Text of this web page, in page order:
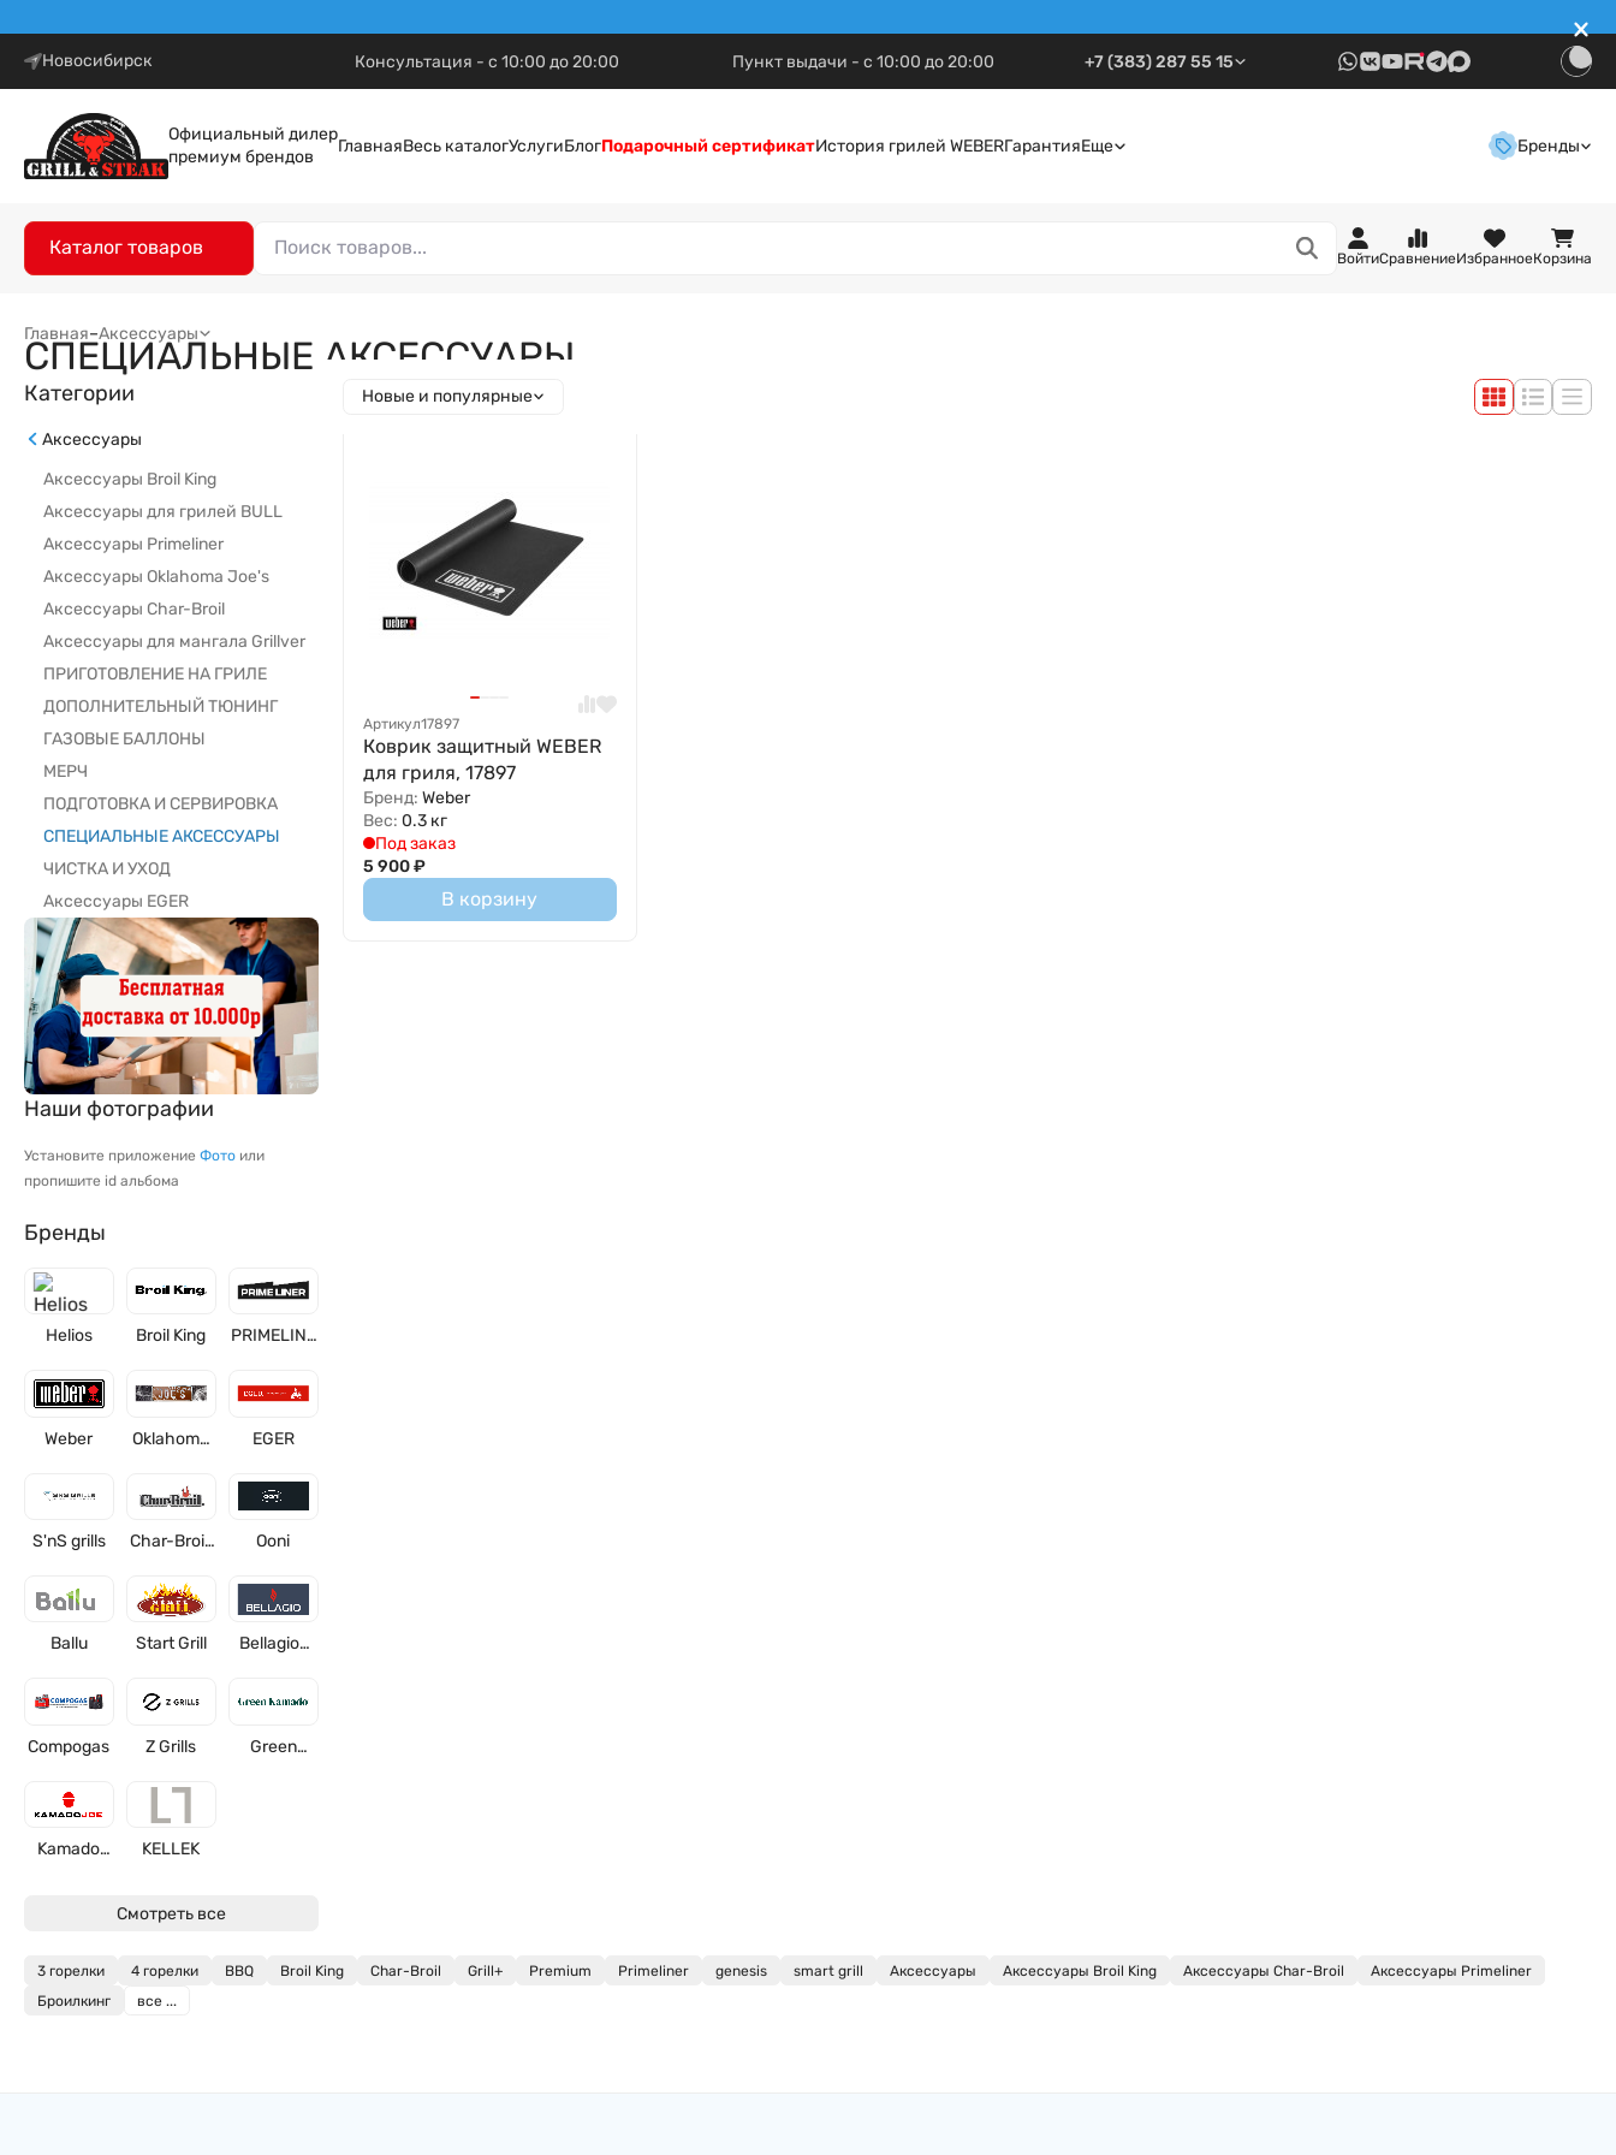
Новосибирск Консультация - с 10:00 до 20:00 Пункт выдачи - с 10:00 до 20:00 +7 (383) 287 55 15
Официальный дилер
премиум брендов
ГлавнаяВесь каталогУслугиБлогПодарочный сертификатИстория грилей WEBERГарантияЕще Бренды
Каталог товаров
ВойтиСравнениеИзбранноеКорзина
Главная–Аксессуары
СПЕЦИАЛЬНЫЕ АКСЕССУАРЫ
Новые и популярные
Артикул17897
Коврик защитный WEBER
для гриля, 17897
Бренд: Weber
Вес: 0.3 кг
Под заказ
5 900₽
В корзину
Категории
Аксессуары
Аксессуары Broil King
Аксессуары для грилей BULL
Аксессуары Primeliner
Аксессуары Oklahoma Joe's
Аксессуары Char-Broil
Аксессуары для мангала Grillver
ПРИГОТОВЛЕНИЕ НА ГРИЛЕ
ДОПОЛНИТЕЛЬНЫЙ ТЮНИНГ
ГАЗОВЫЕ БАЛЛОНЫ
МЕРЧ
ПОДГОТОВКА И СЕРВИРОВКА
СПЕЦИАЛЬНЫЕ АКСЕССУАРЫ
ЧИСТКА И УХОД
Аксессуары EGER
Наши фотографии
Установите приложение Фото или
пропишите id альбома
Бренды
Helios Broil King
PRIMELINE
Weber
Oklahoma
EGER
S'nS grills
Char-Broil,
Ooni
Ballu Start Grill
Bellagio-
Compogas Z Grills
Green
Kamado
KELLEK
Смотреть все
3 горелки 4 горелки BBQ Broil King Char-Broil Grill+ Premium Primeliner genesis smart grill Аксессуары Аксессуары Broil King Аксессуары Char-Broil
Аксессуары Primeliner
Броилкинг
все ...